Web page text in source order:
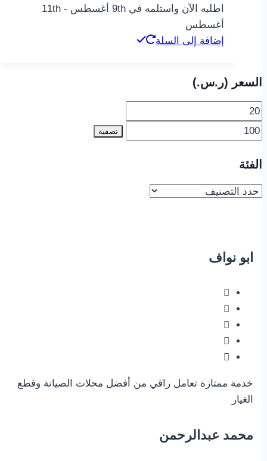
اطلبه الآن واستلمه في 9th أغسطس - 11th
أغسطس
إضافة إلى السلة
السعر (ر.س.‏)
تصفية
الفئة
ابو نواف
خدمة ممتازة تعامل راقي من أفضل محلات الصيانة وقطع
الغيار
محمد عبدالرحمن